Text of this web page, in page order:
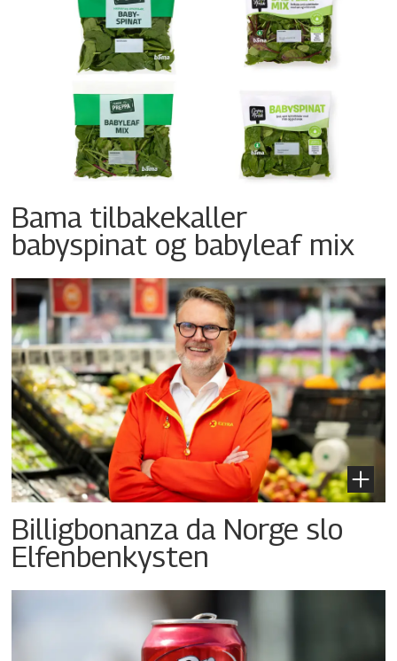
Bama tilbakekaller
babyspinat og babyleaf mix
Billigbonanza da Norge slo
Elfenbenkysten